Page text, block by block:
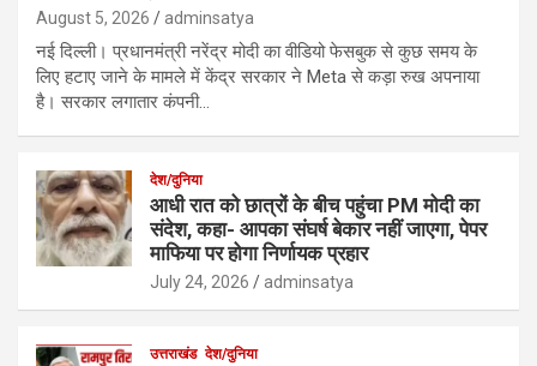
August 5, 2026 adminsatya
नई दिल्ली। प्रधानमंत्री नरेंद्र मोदी का वीडियो फेसबुक से कुछ समय के
लिए हटाए जाने के मामले में केंद्र सरकार ने Meta से कड़ा रुख अपनाया
है। सरकार लगातार कंपनी…
देश/दुनिया
आधी रात को छात्रों के बीच पहुंचा PM मोदी का
संदेश, कहा- आपका संघर्ष बेकार नहीं जाएगा, पेपर
माफिया पर होगा निर्णायक प्रहार
July 24, 2026 adminsatya
उत्तराखंड देश/दुनिया